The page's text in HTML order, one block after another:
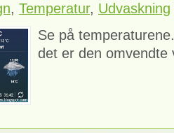
, Temperatur, Udvaskning
Se på
det er den omvendte